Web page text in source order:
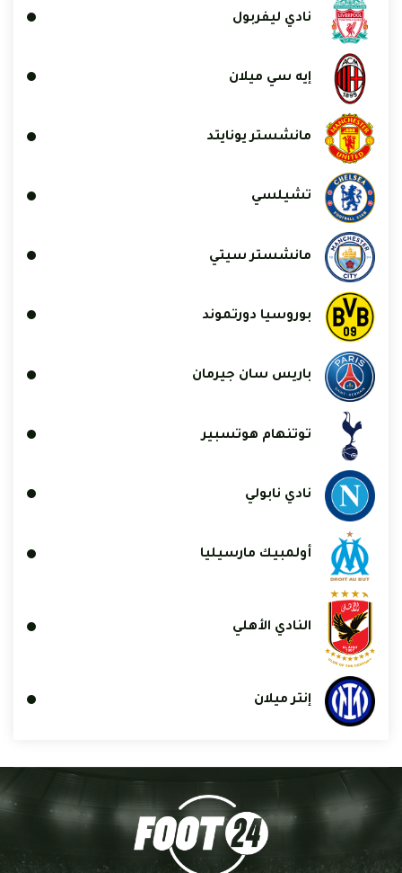
نادي ليفربول
إيه سي ميلان
مانشستر يونايتد
تشيلسي
مانشستر سيتي
بوروسيا دورتموند
باريس سان جيرمان
توتنهام هوتسبير
نادي نابولي
أولمبيك مارسيليا
النادي الأهلي
إنتر ميلان